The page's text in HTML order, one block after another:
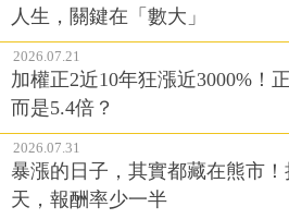
人生，關鍵在「數大」
2026.07.21
加權正2近10年狂漲近3000%！
而是5.4倍？
2026.07.31
暴漲的日子，其實都藏在熊市
天，報酬率少一半